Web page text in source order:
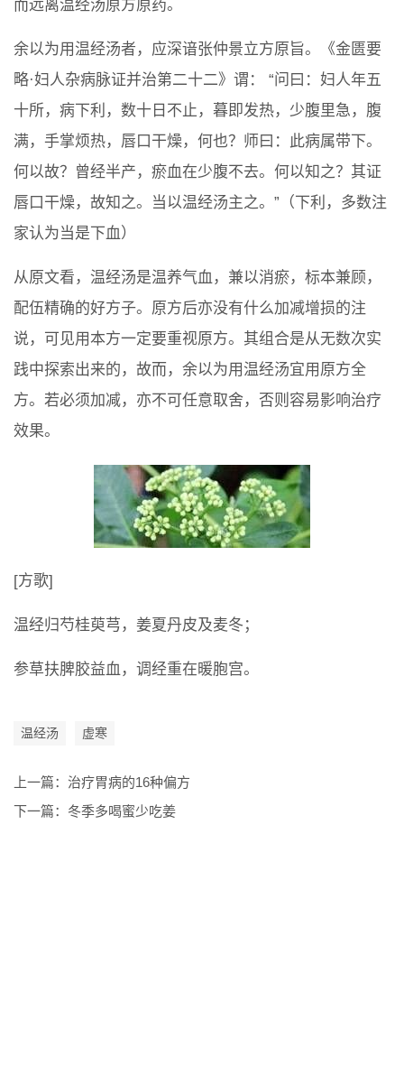
而远离温经汤原方原药。
余以为用温经汤者，应深谙张仲景立方原旨。《金匮要
略·妇人杂病脉证并治第二十二》谓： “问曰：妇人年五
十所，病下利，数十日不止，暮即发热，少腹里急，腹
满，手掌烦热，唇口干燥，何也？师曰：此病属带下。
何以故？曾经半产，瘀血在少腹不去。何以知之？其证
唇口干燥，故知之。当以温经汤主之。”（下利，多数注
家认为当是下血）
从原文看，温经汤是温养气血，兼以消瘀，标本兼顾，
配伍精确的好方子。原方后亦没有什么加减增损的注
说，可见用本方一定要重视原方。其组合是从无数次实
践中探索出来的，故而，余以为用温经汤宜用原方全
方。若必须加减，亦不可任意取舍，否则容易影响治疗
效果。
[方歌]
温经归芍桂萸芎，姜夏丹皮及麦冬；
参草扶脾胶益血，调经重在暖胞宫。
温经汤 虚寒
上一篇： 治疗胃病的16种偏方
下一篇： 冬季多喝蜜少吃姜